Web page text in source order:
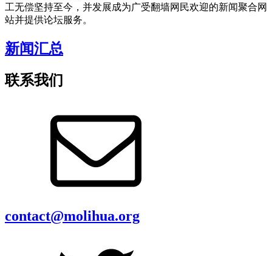
工无偿坚持至今，并发展成为广受翻墙网民欢迎的新闻聚合网
站并提供论坛服务。
新闻汇总
联系我们
contact@molihua.org